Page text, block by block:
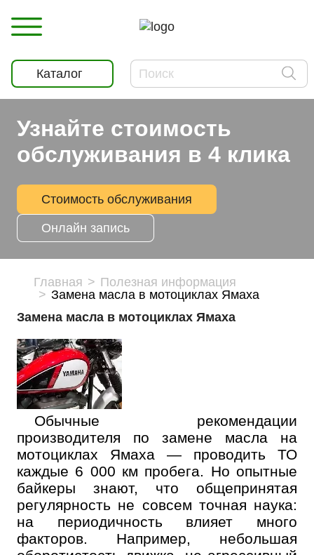
Каталог
Узнайте стоимость
обслуживания в 4 клика
Стоимость обслуживания
Онлайн запись
Главная
Полезная информация
Замена масла в мотоциклах Ямаха
Замена масла в мотоциклах Ямаха
Обычные рекомендации
производителя по замене масла на
мотоциклах Ямаха — проводить ТО
каждые 6 000 км пробега. Но опытные
байкеры знают, что общепринятая
регулярность не совсем точная наука:
на периодичность влияет много
факторов. Например, небольшая